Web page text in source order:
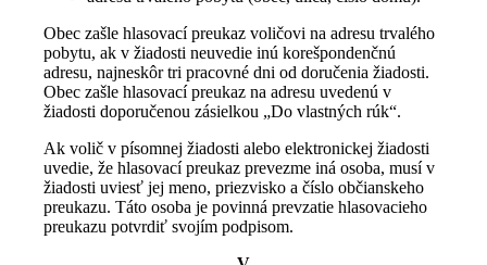
Obec zašle hlasovací preukaz voličovi na adresu trvalého
pobytu, ak v žiadosti neuvedie inú korešpondenčnú
adresu, najneskôr tri pracovné dni od doručenia žiadosti.
Obec zašle hlasovací preukaz na adresu uvedenú v
žiadosti doporučenou zásielkou „Do vlastných rúk“.
Ak volič v písomnej žiadosti alebo elektronickej žiadosti
uvedie, že hlasovací preukaz prevezme iná osoba, musí v
žiadosti uviesť jej meno, priezvisko a číslo občianskeho
preukazu. Táto osoba je povinná prevzatie hlasovacieho
preukazu potvrdiť svojím podpisom.